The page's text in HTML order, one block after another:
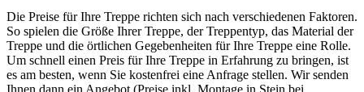
Die Preise für Ihre Treppe richten sich nach verschiedenen Faktoren.
So spielen die Größe Ihrer Treppe, der Treppentyp, das Material der
Treppe und die örtlichen Gegebenheiten für Ihre Treppe eine Rolle.
Um schnell einen Preis für Ihre Treppe in Erfahrung zu bringen, ist
es am besten, wenn Sie kostenfrei eine Anfrage stellen. Wir senden
Ihnen dann ein Angebot (Preise inkl. Montage in Stein bei